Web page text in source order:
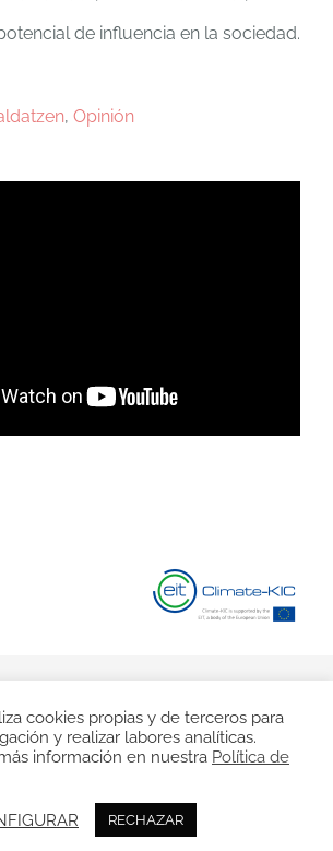
de influencia en la sociedad.
, Opinión
Política de Cookies
Facebook
TwitterInstagram
cookies propias y de terceros para
y realizar labores analíticas.
información en nuestra Política de
RECHAZAR